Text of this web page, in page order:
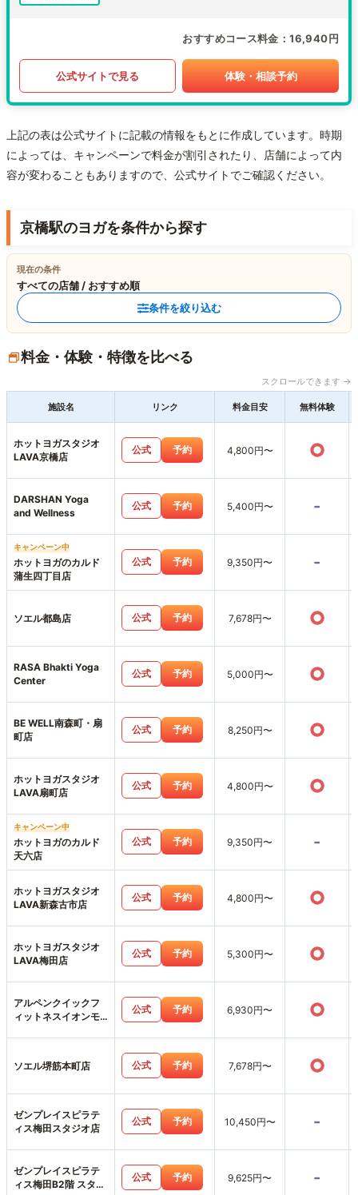
おすすめコース料金 16,940円
公式サイトで見る 体験・相談予約
上記の表は公式サイトに記載の情報をもとに作成しています。時期
によっては、キャンペーンで料金が割引されたり、店舗によって内
容が変わることもありますので、公式サイトでご確認ください。
京橋駅のヨガを条件から探す
現在の条件
すべての店舗 / おすすめ順
条件を絞り込む
料金・体験・特徴を比べる
スクロールできます →
施設名 リンク 料金目安 無料体験
ホットヨガスタジオ
LAVA京橋店
公式 予約 4,800円〜 ○
DARSHAN Yoga
and Wellness
公式 予約 5,400円〜 -
キャンペーン中
ホットヨガのカルド
蒲生四丁目店
公式 予約 9,350円〜 -
ソエル都島店 公式 予約 7,678円〜 ○
RASA Bhakti Yoga
Center
公式 予約 5,000円〜 ○
BE WELL南森町・扇
町店
公式 予約 8,250円〜 ○
ホットヨガスタジオ
LAVA扇町店
公式 予約 4,800円〜 ○
キャンペーン中
ホットヨガのカルド
天六店
公式 予約 9,350円〜 -
ホットヨガスタジオ
LAVA新森古市店
公式 予約 4,800円〜 ○
ホットヨガスタジオ
LAVA梅田店
公式 予約 5,300円〜 ○
アルペンクイックフ
ィットネスイオンモ
公式 予約 6,930円〜 ○
ソエル堺筋本町店 公式 予約 7,678円〜 ○
ゼンプレイスピラテ
ィス梅田スタジオ店
公式 予約 10,450円〜 -
ゼンプレイスピラテ
ィス梅田B2階 スタジ
公式 予約 9,625円〜 -